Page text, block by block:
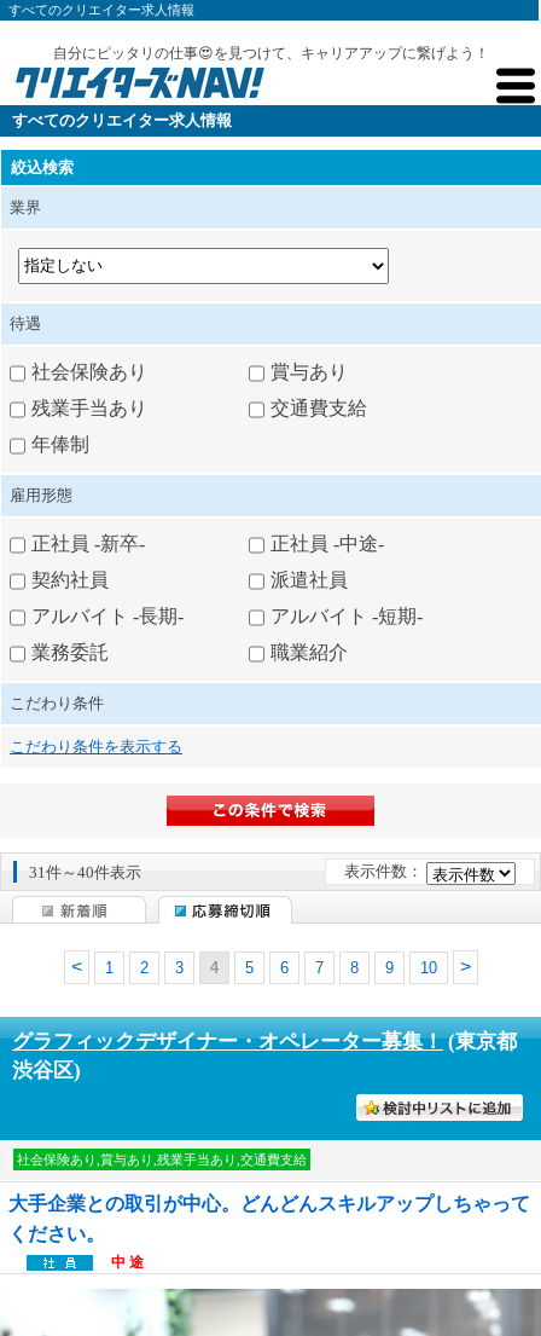
すべてのクリエイター求人情報
自分にピッタリの仕事😍を見つけて、キャリアアップに繋げよう！
すべてのクリエイター求人情報
絞込検索
業界
待遇
社会保険あり
賞与あり
残業手当あり
交通費支給
年俸制
雇用形態
正社員 -新卒-
正社員 -中途-
契約社員
派遣社員
アルバイト -長期-
アルバイト -短期-
業務委託
職業紹介
こだわり条件
こだわり条件を表示する
31件～40件表示 表示件数：
1 2 3 4 5 6 7 8 9 10
グラフィックデザイナー・オペレーター募集！(東京都
渋谷区)
社会保険あり,賞与あり,残業手当あり,交通費支給
大手企業との取引が中心。どんどんスキルアップしちゃって
ください。
中 途